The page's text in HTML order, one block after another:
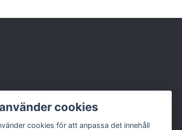
cookies
cookies för att anpassa det innehåll